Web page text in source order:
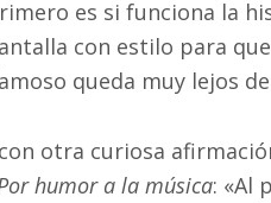
es si funciona la
con estilo para
queda muy lejos
otra curiosa
humor a la música: «Al